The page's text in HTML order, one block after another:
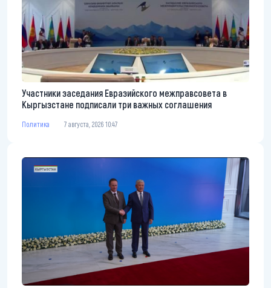
Участники заседания Евразийского межправсовета в
Кыргызстане подписали три важных соглашения
Политика 7 августа, 2026 10:47